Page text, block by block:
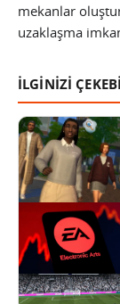
mekanlar
uzaklaşma
İLGİNİZİ